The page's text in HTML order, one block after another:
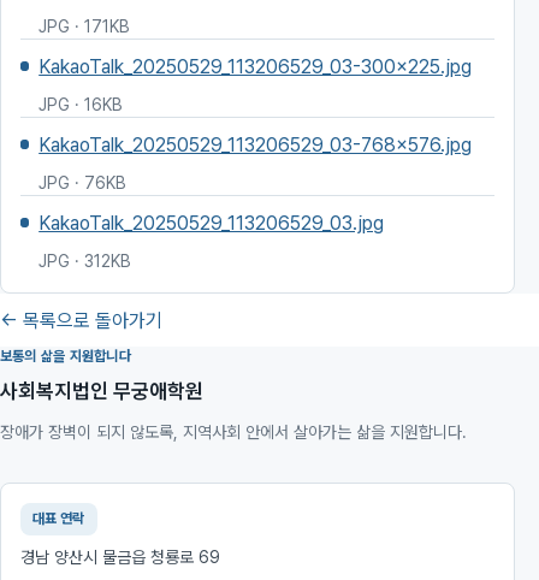
JPG · 171KB
KakaoTalk_20250529_113206529_03-300x225.jpg
JPG · 16KB
KakaoTalk_20250529_113206529_03-768x576.jpg
JPG · 76KB
KakaoTalk_20250529_113206529_03.jpg
JPG · 312KB
← 목록으로 돌아가기
보통의 삶을 지원합니다
사회복지법인 무궁애학원
장애가 장벽이 되지 않도록, 지역사회 안에서 살아가는 삶을 지원합니다.
대표 연락
경남 양산시 물금읍 청룡로 69